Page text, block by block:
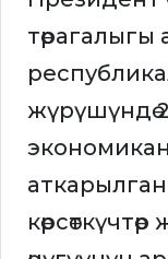
төрагалыгы
жүрүшүндө